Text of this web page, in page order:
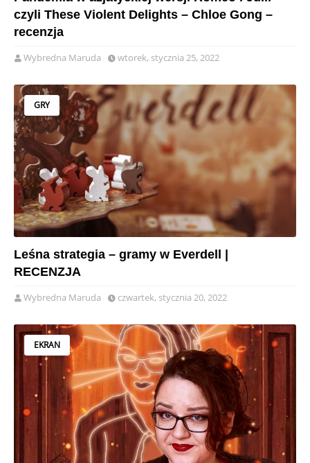
czyli These Violent Delights – Chloe Gong –
recenzja
Wybredna Maruda wtorek, stycznia 25, 2022
GRY
Leśna strategia – gramy w Everdell |
RECENZJA
Wybredna Maruda czwartek, stycznia 20, 2022
EKRAN